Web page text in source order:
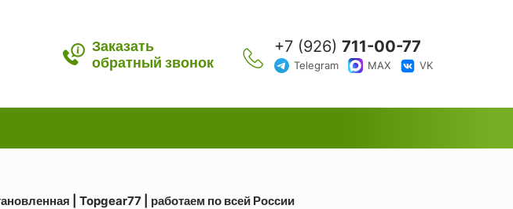
Заказать
обратный звонок
+7 (926) 711-00-77
Telegram MAX VK
| Topgear77 | работаем по всей России